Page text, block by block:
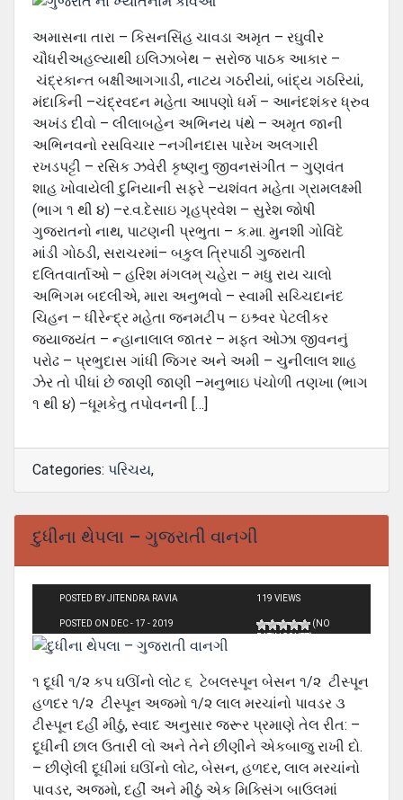
અમાસના તારા – કિસનસિંહ ચાવડા અમૃત – રઘુવીર
ચૌધરીઅહલ્‍યાથી ઇલિઝાબેથ – સરોજ પાઠક આકાર –
ચંદ્રકાન્‍ત બક્ષીઆગગાડી, નાટય ગઠરીયાં, બાંદ્ય ગઠરિયાં,
મંદાકિની –ચંદ્રવદન મહેતા આપણો ધર્મ – આનંદશંકર ધ્રુવ
અખંડ દીવો – લીલાબહેન અભિનય પંથે – અમૃત જાની
અભિનવનો રસવિચાર –નગીનદાસ પારેખ અલગારી
રખડપટ્ટી – રસિક ઝવેરી કૃષ્‍ણનુ જીવનસંગીત – ગુણવંત
શાહ ખોવાયેલી દુનિયાની સફરે –યશંવત મહેતા ગ્રામલક્ષ્‍મી
(ભાગ ૧ થી ૪) –ર.વ.દેસાઇ ગૃહપ્રવેશ – સુરેશ જોષી
ગુજરાતનો નાથ, પાટણની પ્રભુતા – ક.મા. મુનશી ગોવિંદે
માંડી ગોઠડી, સરાચરમાં– બકુલ ત્રિપાઠી ગુજરાતી
દલિતવાર્તાઓ – હરિશ મંગલમ્ ચહેરા – મધુ રાય ચાલો
અભિગમ બદલીએ, મારા અનુભવો – સ્‍વામી સચ્ચિદાનંદ
ચિહન – ધીરેન્‍દ્ર મહેતા જનમટીપ – ઇશ્ર્વર પેટલીકર
જયાજયંત – ન્‍હાનાલાલ જાતર – મફત ઓઝા જીવનનું
પરોઢ – પ્રભુદાસ ગાંધી જિગર અને અમી – ચુનીલાલ શાહ
ઝેર તો પીધાં છે જાણી જાણી –મનુભાઇ પંચોળી તણખા (ભાગ
૧ થી ૪) –ધૂમકેતુ તપોવનની […]
Categories: પરિચય,
દુધીના થેપલા – ગુજરાતી વાનગી
POSTED BY JITENDRA RAVIA
POSTED ON DEC - 17 - 2019
119 VIEWS
(NO
RATINGS YET)
૧ દૂધી ૧/૨ કપ ઘઊંનો લોટ ૬ ટેબલસ્પૂન બેસન ૧/૨ ટીસ્પૂન
હળદર ૧/૨ ટીસ્પૂન અજમો ૧/૨ લાલ મરચાંનો પાવડર ૩
ટીસ્પૂન દહીં મીઠું, સ્વાદ અનુસાર જરૂર પ્રમાણે તેલ રીત: –
દૂધીની છાલ ઉતારી લો અને તેને છીણીને એકબાજુ રાખી દો.
– છીણેલી દૂધીમાં ઘઊંનો લોટ, બેસન, હળદર, લાલ મરચાંનો
પાવડર, અજમો, દહીં અને મીઠું એક મિક્સિંગ બાઉલમાં